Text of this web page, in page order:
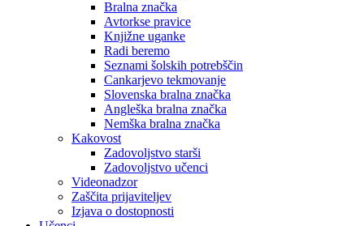
Bralna značka
Avtorkse pravice
Knjižne uganke
Radi beremo
Seznami šolskih potrebščin
Cankarjevo tekmovanje
Slovenska bralna značka
Angleška bralna značka
Nemška bralna značka
Kakovost
Zadovoljstvo starši
Zadovoljstvo učenci
Videonadzor
Zaščita prijaviteljev
Izjava o dostopnosti